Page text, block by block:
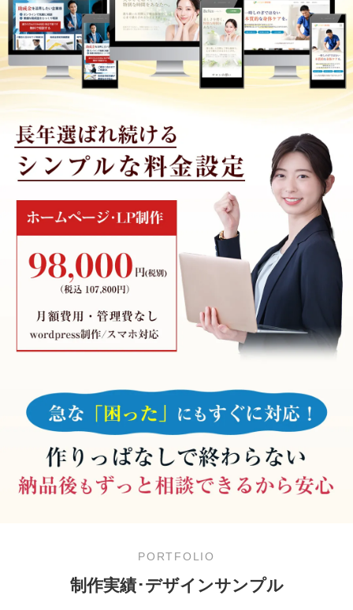
PORTFOLIO
制作実績･デザインサンプル